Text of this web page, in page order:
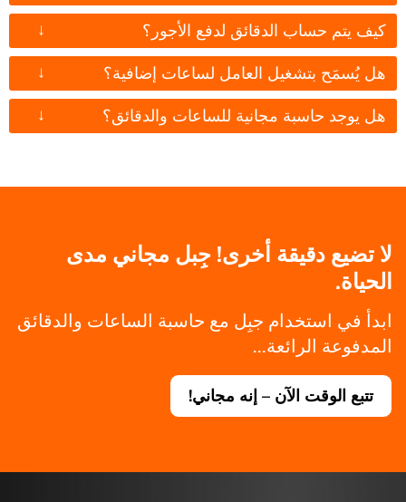
كيف يتم حساب الدقائق لدفع الأجور؟ ↓
هل يُسمَح بتشغيل العامل لساعات إضافية؟ ↓
هل يوجد حاسبة مجانية للساعات والدقائق؟ ↓
لا تضيع دقيقة أخرى! جِبل مجاني مدى
الحياة.
ابدأ في استخدام جبِل مع حاسبة الساعات والدقائق
المدفوعة الرائعة...
تتبع الوقت الآن – إنه مجاني!